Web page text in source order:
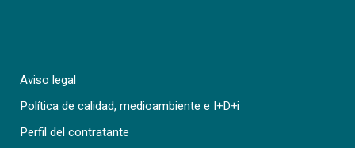
Aviso legal
Política de calidad, medioambiente e I+D+i
Perfil del contratante